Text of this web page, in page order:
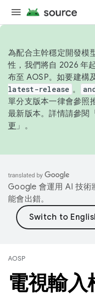
為配合主幹穩定開發模
性，我們將自 2026 年
布至 AOSP。如要建構
latest-release 。
單分支版本一律會參照
最新版本。詳情請參閱「
更 」。
Google 會運用 AI 技術
能會出錯。
AOSP
電視輸入